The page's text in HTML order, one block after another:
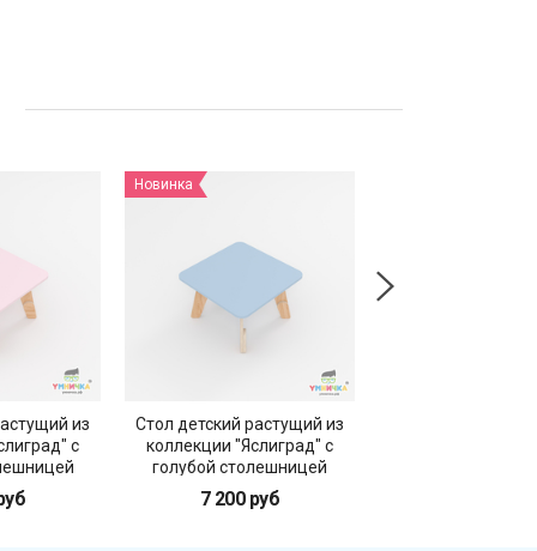
из
с
Новинка
Стол детский растущий из
коллекции "Яслиград" с
голубой столешницей
7 200 руб